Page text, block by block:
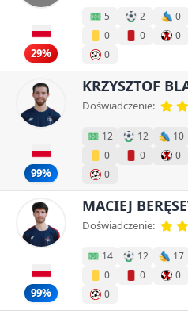
29%
5 2 0
0
0 0
0
99%
KRZYSZTOF
Doświadczenie:
12 12 10
0
0 0
0
99%
MACIEJ
Doświadczenie:
14 12 17
0
0 0
0